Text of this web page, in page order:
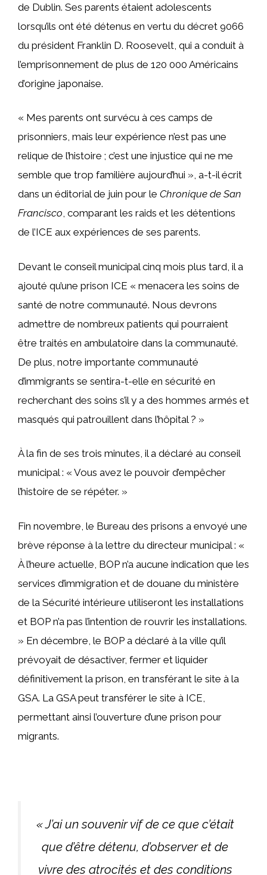
de Dublin. Ses parents étaient adolescents
lorsqu’ils ont été détenus en vertu du décret 9066
du président Franklin D. Roosevelt, qui a conduit à
l’emprisonnement de plus de 120 000 Américains
d’origine japonaise.
« Mes parents ont survécu à ces camps de
prisonniers, mais leur expérience n’est pas une
relique de l’histoire ; c’est une injustice qui ne me
semble que trop familière aujourd’hui », a-t-il écrit
dans un éditorial de juin pour le Chronique de San
Francisco, comparant les raids et les détentions
de l’ICE aux expériences de ses parents.
Devant le conseil municipal cinq mois plus tard, il a
ajouté qu’une prison ICE « menacera les soins de
santé de notre communauté. Nous devrons
admettre de nombreux patients qui pourraient
être traités en ambulatoire dans la communauté.
De plus, notre importante communauté
d’immigrants se sentira-t-elle en sécurité en
recherchant des soins s’il y a des hommes armés et
masqués qui patrouillent dans l’hôpital ? »
À la fin de ses trois minutes, il a déclaré au conseil
municipal : « Vous avez le pouvoir d’empêcher
l’histoire de se répéter. »
Fin novembre, le Bureau des prisons a envoyé une
brève réponse à la lettre du directeur municipal : «
À l’heure actuelle, BOP n’a aucune indication que les
services d’immigration et de douane du ministère
de la Sécurité intérieure utiliseront les installations
et BOP n’a pas l’intention de rouvrir les installations.
» En décembre, le BOP a déclaré à la ville qu’il
prévoyait de désactiver, fermer et liquider
définitivement la prison, en transférant le site à la
GSA. La GSA peut transférer le site à ICE,
permettant ainsi l’ouverture d’une prison pour
migrants.
« J’ai un souvenir vif de ce que c’était
que d’être détenu, d’observer et de
vivre des atrocités et des conditions